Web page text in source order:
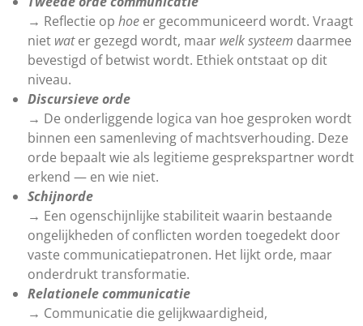
→ Reflectie op hoe er gecommuniceerd wordt. Vraagt
niet water gezegd wordt, maar welk systeem daarmee
bevestigd of betwist wordt. Ethiek ontstaat op dit
niveau.
Discursieve orde
→ De onderliggende logica van hoe gesproken wordt
binnen een samenleving of machtsverhouding. Deze
orde bepaalt wie als legitieme gesprekspartner wordt
erkend — en wie niet.
Schijnorde
→ Een ogenschijnlijke stabiliteit waarin bestaande
ongelijkheden of conflicten worden toegedekt door
vaste communicatiepatronen. Het lijkt orde, maar
onderdrukt transformatie.
Relationele communicatie
→ Communicatie die gelijkwaardigheid,